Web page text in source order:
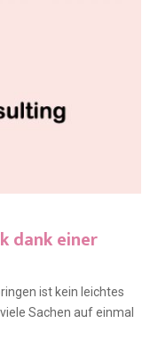
dank einer
ist kein leichtes
Sachen auf einmal